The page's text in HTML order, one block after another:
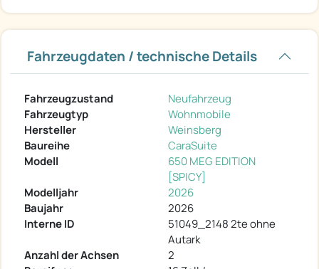
Fahrzeugdaten / technische Details
Fahrzeugzustand
Neufahrzeug
Fahrzeugtyp
Wohnmobile
Hersteller
Weinsberg
Baureihe
CaraSuite
Modell
650 MEG EDITION
[SPICY]
Modelljahr
2026
Baujahr
2026
Interne ID
51049_2148 2te ohne
Autark
Anzahl der Achsen
2